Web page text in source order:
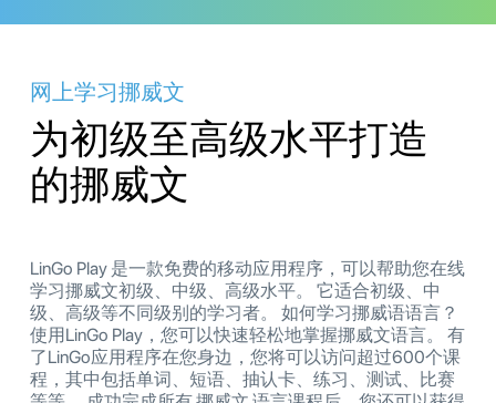
网上学习挪威文
为初级至高级水平打造
的挪威文
LinGo Play 是一款免费的移动应用程序，可以帮助您在线
学习挪威文初级、中级、高级水平。 它适合初级、中
级、高级等不同级别的学习者。 如何学习挪威语语言？
使用LinGo Play，您可以快速轻松地掌握挪威文语言。 有
了LinGo应用程序在您身边，您将可以访问超过600个课
程，其中包括单词、短语、抽认卡、练习、测试、比赛